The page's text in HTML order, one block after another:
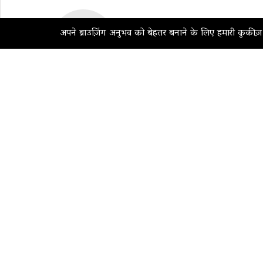
अपने ब्राउज़िंग अनुभव को बेहतर बनाने के लिए हमारी